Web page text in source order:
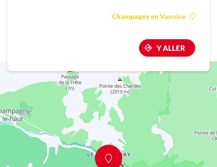
Champagny en Vanoise
Y ALLER